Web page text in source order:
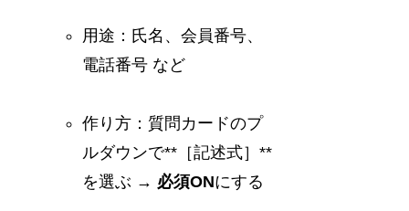
用途：氏名、会員番号、
電話番号 など
作り方：質問カードのプ
ルダウンで**［記述式］**
を選ぶ → 必須ONにする